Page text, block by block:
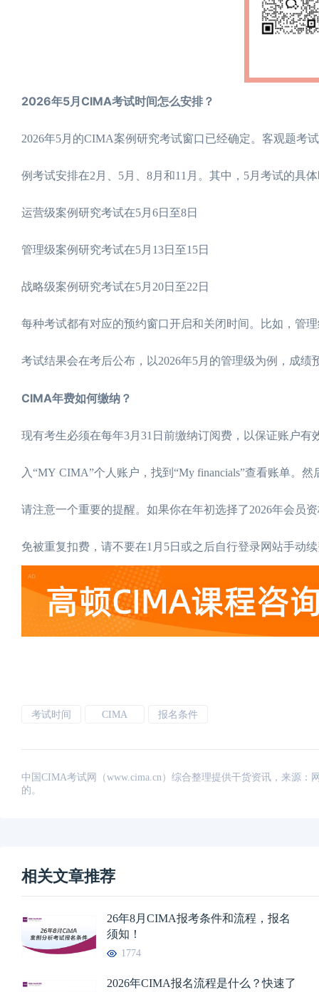
2026年5月CIMA考试时间怎么安排？
2026年5月的CIMA案例研究考试窗口已经确定。客观题考
例考试安排在2月、5月、8月和11月。其中，5月考试的具
运营级案例研究考试在5月6日至8日
管理级案例研究考试在5月13日至15日
战略级案例研究考试在5月20日至22日
每种考试都有对应的预约窗口开启和关闭时间。比如，管
考试结果会在考后公布，以2026年5月的管理级为例，成
CIMA年费如何缴纳？
现有考生必须在每年3月31日前缴纳订阅费，以保证账户
入“MY CIMA”个人账户，找到“My financials”查看账单。
请注意一个重要的提醒。如果你在年初选择了2026年会员
免被重复扣费，请不要在1月5日或之后自行登录网站手动
考试时间 CIMA 报名条件
中国CIMA考试网（www.cima.cn）综合整理提供干货资讯，来源
的。
相关文章推荐
26年8月CIMA报考条件和流程，报名
须知！
1774
2026年CIMA报名流程是什么？快速了